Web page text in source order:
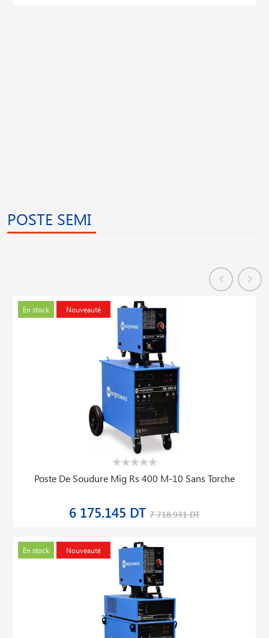
POSTE SEMI
En stock Nouveauté
Poste De Soudure Mig Rs 400 M-10 Sans Torche
6 175.145 DT 7 718.931 DT
En stock Nouveauté